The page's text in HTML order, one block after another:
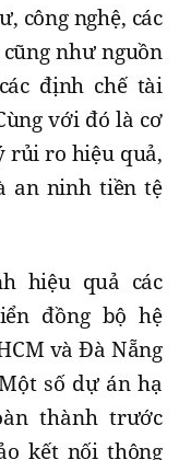
công nghệ, các
như nguồn
định chế tài
với đó là cơ
rủi ro hiệu quả,
an ninh tiền tệ
hiệu quả các
đồng bộ hệ
và Đà Nẵng
số dự án hạ
thành trước
kết nối thông